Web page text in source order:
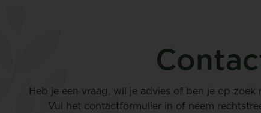
Heb je een vraag, wil je advies of ben je op
Vul het contactformulier in of neem